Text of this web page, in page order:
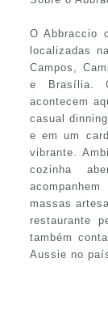
O Abbraccio
localizadas
Campos,
e Brasília.
acontecem
casual
e em um
vibrante.
cozinha
massas
restaurante
também
Aussie no